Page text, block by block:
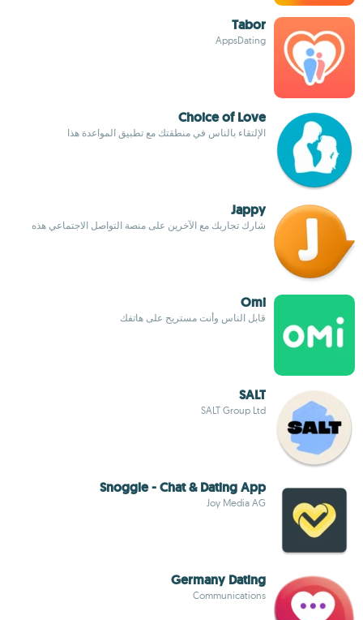
Tabor
AppsDating
Choice of Love
الإلتقاء بالناس في منطقتك مع تطبيق المواعدة هذا
Jappy
شارك تجاربك مع الآخرين على منصة التواصل الاجتماعي هذه
Omi
قابل الناس وأنت مستريح على هاتفك
SALT
SALT Group Ltd
Snoggle - Chat & Dating App
Joy Media AG
Germany Dating
Communications